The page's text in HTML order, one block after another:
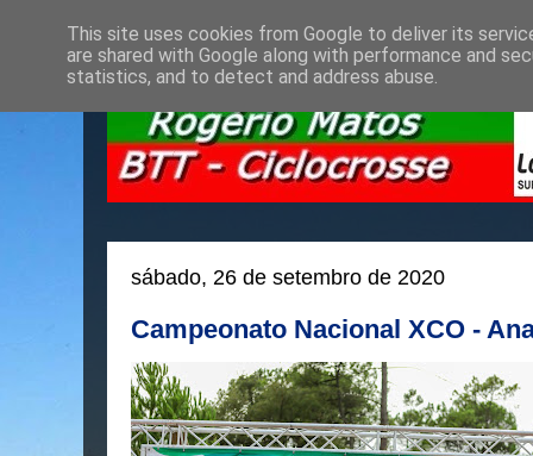
sábado, 26 de setembro de 2020
Campeonato Nacional XCO -
This site uses cookies from Google to deliver its
are shared with Google along with performance and
statistics, and to detect and address abuse.